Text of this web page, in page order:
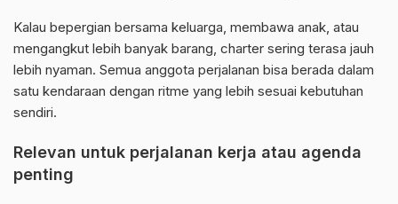
Kalau bepergian bersama keluarga, membawa anak, atau
mengangkut lebih banyak barang, charter sering terasa jauh
lebih nyaman. Semua anggota perjalanan bisa berada dalam
satu kendaraan dengan ritme yang lebih sesuai kebutuhan
sendiri.
Relevan untuk perjalanan kerja atau agenda
penting